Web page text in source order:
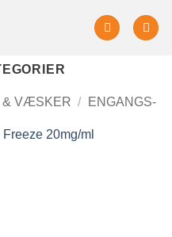
& VÆSKER /
ENGANGS-